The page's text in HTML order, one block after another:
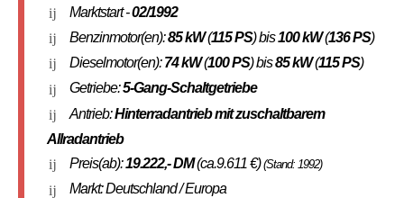
Marktstart -02/1992
Benzinmotor(en):85 kW(115 PS) bis100 kW(136 PS)
Dieselmotor(en):74 kW(100 PS) bis85 kW(115 PS)
Getriebe:5-Gang-Schaltgetriebe
Antrieb:Hinterradantrieb mit zuschaltbarem
Allradantrieb
Preis(ab):19.222,- DM(ca.9.611 €)(Stand: 1992)
Markt: Deutschland / Europa